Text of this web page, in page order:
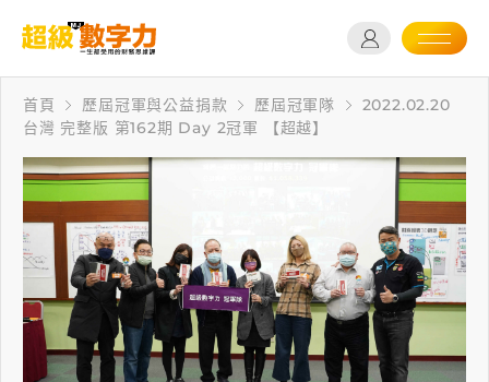
首頁 歷屆冠軍與公益捐款 歷屆冠軍隊
2022.02.20
台灣 完整版 第162期 Day 2冠軍 【超越】